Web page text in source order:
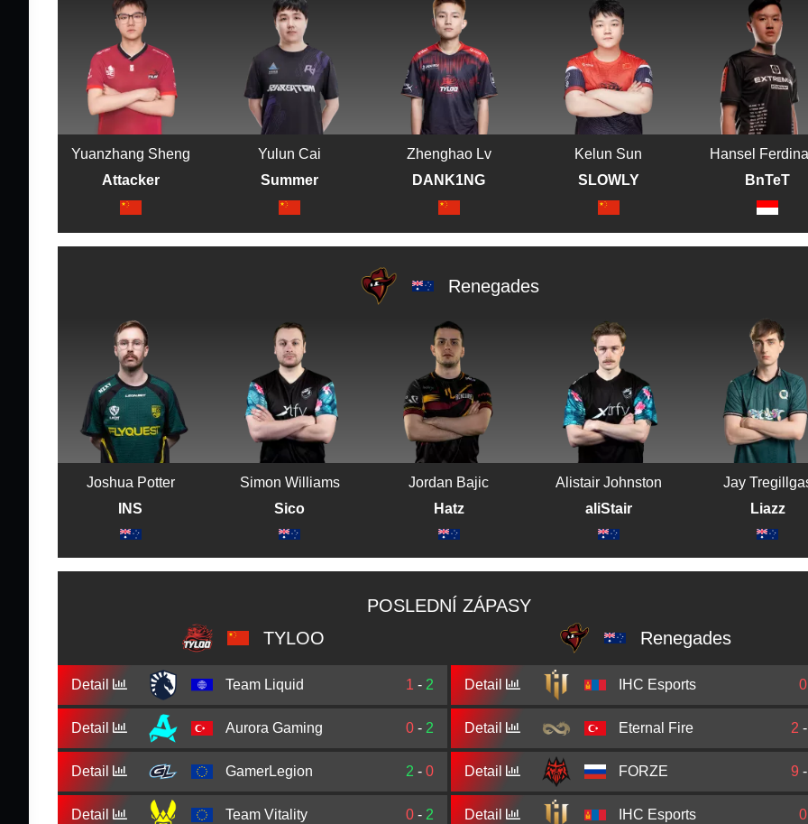
Yuanzhang Sheng
Attacker
Yulun Cai
Summer
Zhenghao Lv
DANK1NG
Kelun Sun
SLOWLY
Hansel
BnTeT
Renegades
Joshua Potter
INS
Simon Williams
Sico
Jordan Bajic
Hatz
Alistair Johnston
aliStair
Jay
Liazz
POSLEDNÍ ZÁPASY
TYLOO
Renegades
Detail Team Liquid 1 - 2
Detail Aurora Gaming 0 - 2
Detail GamerLegion 2 - 0
Detail Team Vitality 0 - 2
Detail IHC Esports 0
Detail Eternal Fire 2
Detail FORZE 9
Detail IHC Esports 0